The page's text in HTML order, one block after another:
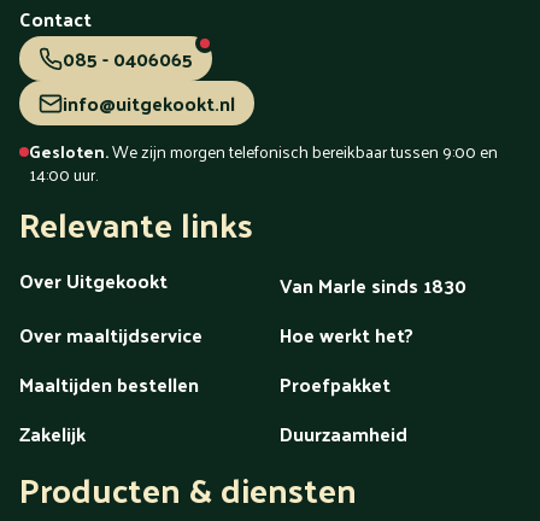
Contact
085 - 0406065
info@uitgekookt.nl
Gesloten.We zijn morgen telefonisch bereikbaar tussen 9:00 en
14:00 uur.
Relevante links
Over Uitgekookt
Van Marle sinds 1830
Over maaltijdservice
Hoe werkt het?
Maaltijden bestellen
Proefpakket
Zakelijk
Duurzaamheid
Producten & diensten